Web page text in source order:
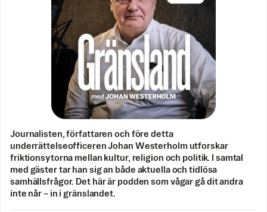
Journalisten, författaren och före detta
underrättelseofficeren Johan Westerholm utforskar
friktionsytorna mellan kultur, religion och politik. I samtal
med gäster tar han sig an både aktuella och tidlösa
samhällsfrågor. Det här är podden som vågar gå dit andra
inte når – in i gränslandet.